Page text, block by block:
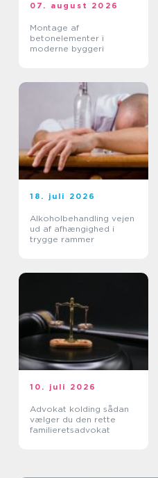
07. august 2026
Montage af
betonelementer i
moderne byggeri
18. juli 2026
Alkoholbehandling vejen
ud af afhængighed i
trygge rammer
10. juli 2026
Advokat kolding sådan
vælger du den rette
familieretsadvokat